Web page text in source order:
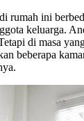
rumah ini
keluarga.
di masa
beberapa